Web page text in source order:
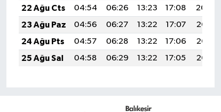
22 Ağu Cts
04:54 06:26 13:23 17:08
20:09
23 Ağu Paz
04:56 06:27 13:22 17:07
20:08
24 Ağu Pts
04:57 06:28 13:22 17:06
20:07
25 Ağu Sal
04:58 06:29 13:22 17:05 20:05
SPOR
SÜRMANŞET